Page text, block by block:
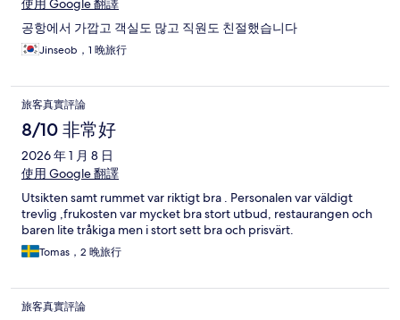
使用 Google 翻譯
공항에서 가깝고 객실도 많고 직원도 친절했습니다
Jinseob，1 晚旅行
旅客真實評論
8/10 非常好
2026 年 1 月 8 日
使用 Google 翻譯
Utsikten samt rummet var riktigt bra . Personalen var väldigt
trevlig ,frukosten var mycket bra stort utbud, restaurangen och
baren lite tråkiga men i stort sett bra och prisvärt.
Tomas，2 晚旅行
旅客真實評論